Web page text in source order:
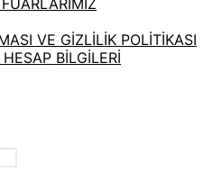
VE GİZLİLİK POLİTİKASI
BİLGİLERİ